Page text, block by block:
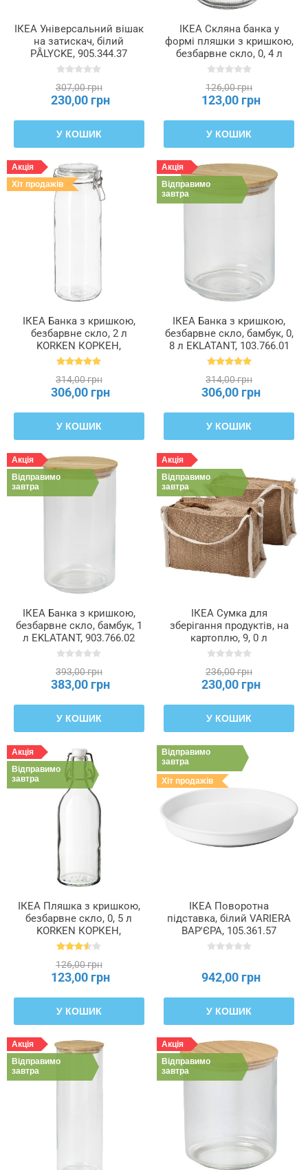
ІКЕА Універсальний вішак
на затискач, білий
PÅLYCKE, 905.344.37
307,00 грн
230,00 грн
У КОШИК
ІКЕА Скляна банка у
формі пляшки з кришкою,
безбарвне скло, 0, 4 л
KORKEN КОРКЕН,
126,00 грн
123,00 грн
У КОШИК
Акція
Хіт продажів
ІКЕА Банка з кришкою,
безбарвне скло, 2 л
KORKEN КОРКЕН,
902.135.49
314,00 грн
306,00 грн
У КОШИК
Акція
Відправимо
завтра
ІКЕА Банка з кришкою,
безбарвне скло, бамбук, 0,
8 л EKLATANT, 103.766.01
314,00 грн
306,00 грн
У КОШИК
Акція
Відправимо
завтра
ІКЕА Банка з кришкою,
безбарвне скло, бамбук, 1
л EKLATANT, 903.766.02
393,00 грн
383,00 грн
У КОШИК
Акція
Відправимо
завтра
ІКЕА Сумка для
зберігання продуктів, на
картоплю, 9, 0 л
GULLRISMOTT, 005.817.96
236,00 грн
230,00 грн
У КОШИК
Акція
Відправимо
завтра
ІКЕА Пляшка з кришкою,
безбарвне скло, 0, 5 л
KORKEN КОРКЕН,
203.224.72
126,00 грн
123,00 грн
У КОШИК
Відправимо
завтра
Хіт продажів
ІКЕА Поворотна
підставка, білий VARIERA
ВАР'ЄРА, 105.361.57
942,00 грн
У КОШИК
Акція
Відправимо
завтра
Акція
Відправимо
завтра